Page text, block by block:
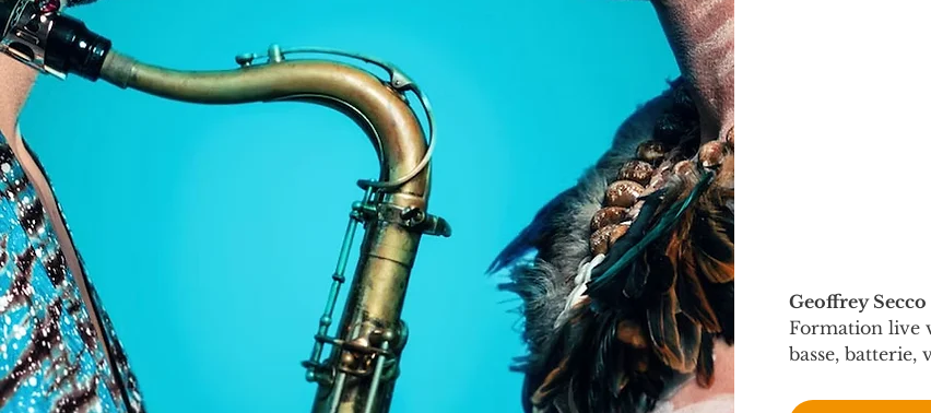
Geoffrey Secco
Formation live
basse, batterie,